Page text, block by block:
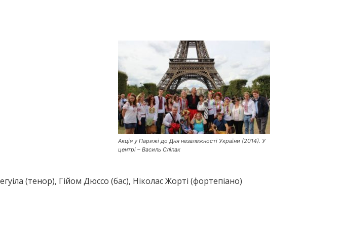
Акція у Парижі до Дня незалежності України (2014). У
центрі – Василь Сліпак
(тенор), Гійом Дюссо (бас), Ніколас Жорті (фортепіано)